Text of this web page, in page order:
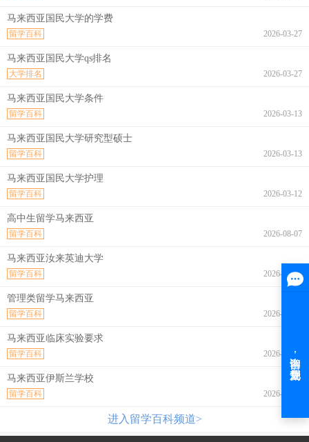
马来西亚国民大学的学费
2026-03-27
留学百科
马来西亚国民大学qs排名
2026-03-27
大学排名
马来西亚国民大学条件
2026-03-13
留学百科
马来西亚国民大学研究型硕士
2026-03-13
留学百科
马来西亚国民大学护理
2026-03-12
留学百科
高中生留学马来西亚
2026-08-07
留学百科
马来西亚汝来英迪大学
2026-08-07
留学百科
管理类留学马来西亚
2026-08-07
留学百科
马来西亚临床实验要求
2026-08-07
留学百科
马来西亚伊斯兰学校
2026-08-07
留学百科
进入留学百科频道>